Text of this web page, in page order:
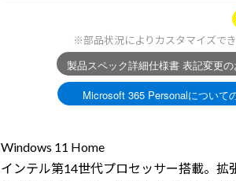
※部品状況によりカスタマイズで
Windows 11 Home
インテル第14世代プロセッサー搭載。拡